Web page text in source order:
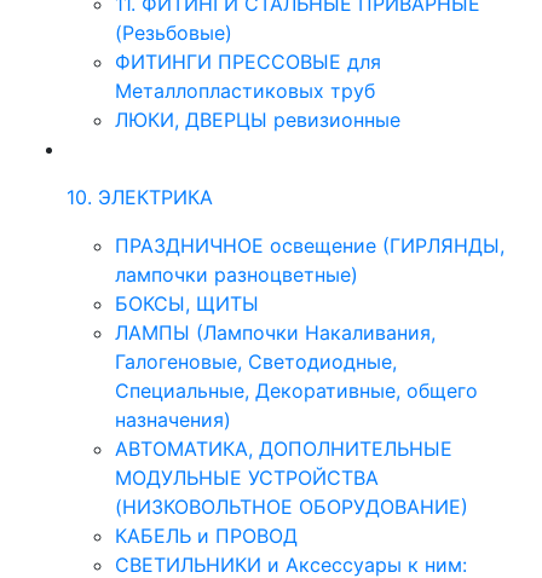
(Резьбовые)
ФИТИНГИ ПРЕССОВЫЕ для
Металлопластиковых труб
ЛЮКИ, ДВЕРЦЫ ревизионные
10. ЭЛЕКТРИКА
ПРАЗДНИЧНОЕ освещение (ГИРЛЯНДЫ,
лампочки разноцветные)
БОКСЫ, ЩИТЫ
ЛАМПЫ (Лампочки Накаливания,
Галогеновые, Светодиодные,
Специальные, Декоративные, общего
назначения)
АВТОМАТИКА, ДОПОЛНИТЕЛЬНЫЕ
МОДУЛЬНЫЕ УСТРОЙСТВА
(НИЗКОВОЛЬТНОЕ ОБОРУДОВАНИЕ)
КАБЕЛЬ и ПРОВОД
СВЕТИЛЬНИКИ и Аксессуары к ним: